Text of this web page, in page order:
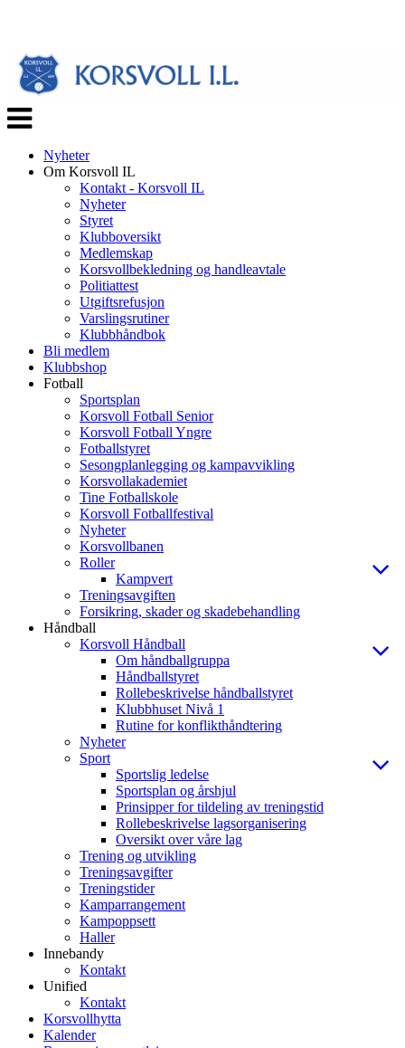
Veksle
navigasjon
Nyheter
Om Korsvoll IL
Kontakt - Korsvoll IL
Nyheter
Styret
Klubboversikt
Medlemskap
Korsvollbekledning og handleavtale
Politiattest
Utgiftsrefusjon
Varslingsrutiner
Klubbhåndbok
Bli medlem
Klubbshop
Fotball
Sportsplan
Korsvoll Fotball Senior
Korsvoll Fotball Yngre
Fotballstyret
Sesongplanlegging og kampavvikling
Korsvollakademiet
Tine Fotballskole
Korsvoll Fotballfestival
Nyheter
Korsvollbanen
Roller
Kampvert
Treningsavgiften
Forsikring, skader og skadebehandling
Håndball
Korsvoll Håndball
Om håndballgruppa
Håndballstyret
Rollebeskrivelse håndballstyret
Klubbhuset Nivå 1
Rutine for konflikthåndtering
Nyheter
Sport
Sportslig ledelse
Sportsplan og årshjul
Prinsipper for tildeling av treningstid
Rollebeskrivelse lagsorganisering
Oversikt over våre lag
Trening og utvikling
Treningsavgifter
Treningstider
Kamparrangement
Kampoppsett
Haller
Innebandy
Kontakt
Unified
Kontakt
Korsvollhytta
Kalender